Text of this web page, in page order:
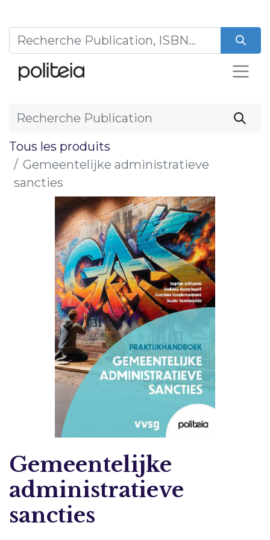
Tous les produits
Gemeentelijke administratieve
sancties
Gemeentelijke
administratieve
sancties